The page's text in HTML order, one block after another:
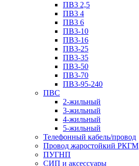
ПВ3 2,5
ПВ3 4
ПВ3 6
ПВ3-10
ПВ3-16
ПВ3-25
ПВ3-35
ПВ3-50
ПВ3-70
ПВ3-95-240
ПВС
2-жильный
3-жильный
4-жильный
5-жильный
Телефонный кабель/провод
Провод жаростойкий РКГМ
ПУГНП
СИП и аксессуары